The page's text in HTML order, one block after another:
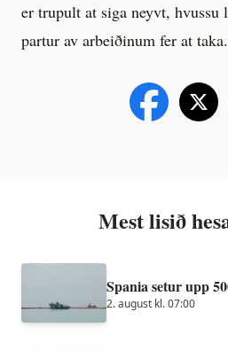
er trupult at siga neyvt, hvussu
partur av arbeiðinum fer at taka.
Mest lisið
Spania setur upp
2. august kl. 07:00